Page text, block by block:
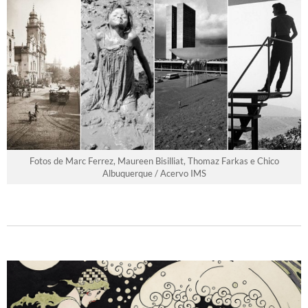
Fotos de Marc Ferrez, Maureen Bisilliat, Thomaz Farkas e Chico
Albuquerque / Acervo IMS